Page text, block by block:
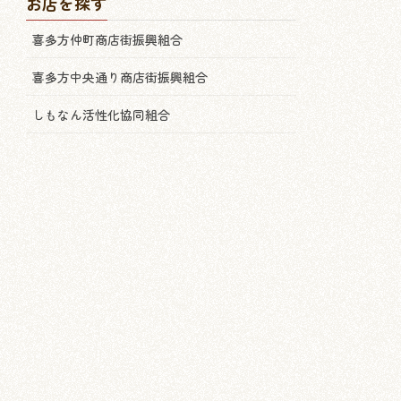
喜多方仲町商店街振興組合
喜多方中央通り商店街振興組合
しもなん活性化協同組合